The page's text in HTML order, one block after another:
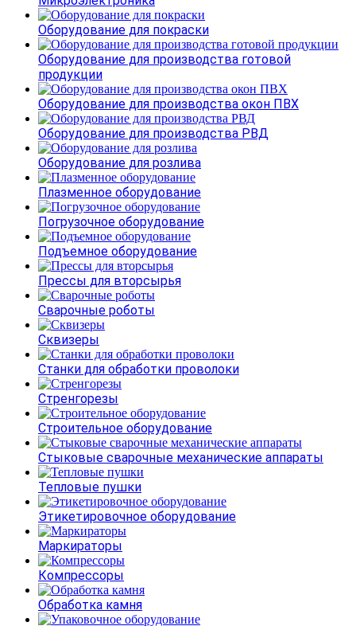
Оборудование для покраски
Оборудование для производства готовой
продукции
Оборудование для производства окон ПВХ
Оборудование для производства РВД
Оборудование для розлива
Плазменное оборудование
Погрузочное оборудование
Подъемное оборудование
Прессы для вторсырья
Сварочные роботы
Сквизеры
Станки для обработки проволоки
Стренгорезы
Строительное оборудование
Стыковые сварочные механические аппараты
Тепловые пушки
Этикетировочное оборудование
Маркираторы
Компрессоры
Обработка камня